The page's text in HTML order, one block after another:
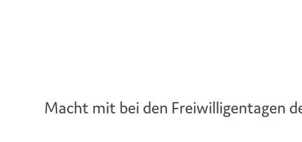
Macht mit bei den Freiwilligentagen